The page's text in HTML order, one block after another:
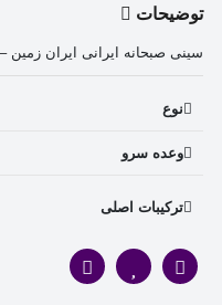
توضیحات
سینی صبحانه ایرانی ایران
نوع
وعده سرو
ترکیبات اصلی